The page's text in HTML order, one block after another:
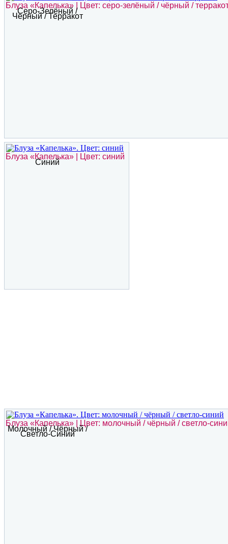
Блуза «Капелька» | Цвет: серо-зелёный / чёрный /
Серо-Зелёный /
Чёрный / Терракот
Блуза «Капелька» | Цвет: синий
Синий
Блуза «Капелька» | Цвет: молочный / чёрный / светло-
Молочный / Чёрный /
Светло-Синий